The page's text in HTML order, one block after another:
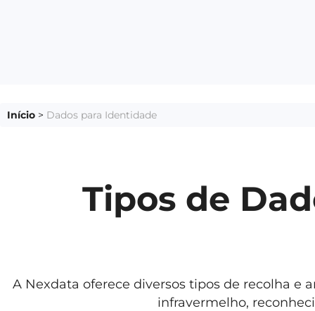
Início > Dados para Identidade
Tipos de
A Nexdata oferece diversos tipos de recolha e
infravermelho,